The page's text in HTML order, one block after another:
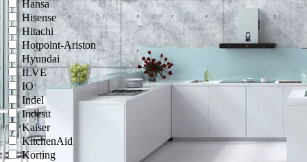
Hansa
Hisense
Hitachi
Hotpoint-Ariston
Hyundai
ILVE
IO
Indel
Indesit
Kaiser
KitchenAid
Korting